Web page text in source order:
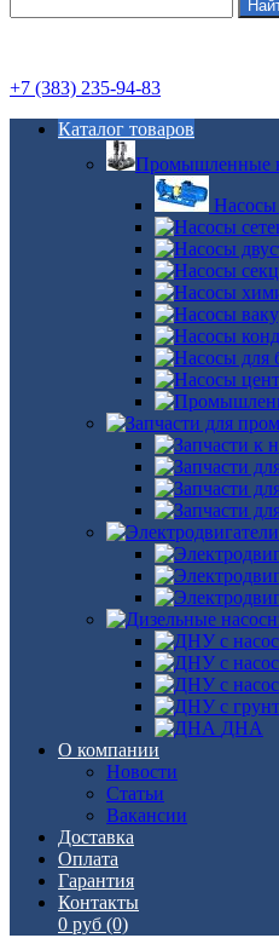
+7 (383) 235-94-83
Каталог товаров
Промышленные
Насосы
ДНА
О компании
Новости
Статьи
Вакансии
Доставка
Оплата
Гарантия
Контакты
0 руб (0)